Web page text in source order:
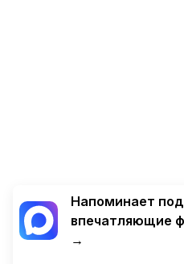
Напоминает
впечатляющие
→